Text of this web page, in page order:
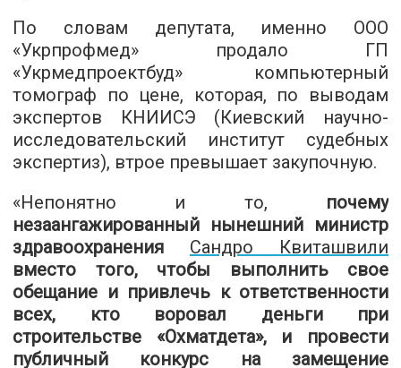
По словам депутата, именно ООО
«Укрпрофмед» продало ГП
«Укрмедпроектбуд» компьютерный
томограф по цене, которая, по выводам
экспертов КНИИСЭ (Киевский научно-
исследовательский институт судебных
экспертиз), втрое превышает закупочную.
«Непонятно и то, почему
незаангажированный нынешний министр
здравоохранения Сандро Квиташвили
вместо того, чтобы выполнить свое
обещание и привлечь к ответственности
всех, кто воровал деньги при
строительстве «Охматдета», и провести
публичный конкурс на замещение